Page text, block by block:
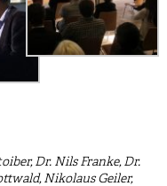
Dr. Nils Franke, Dr.
Nikolaus Geiler,